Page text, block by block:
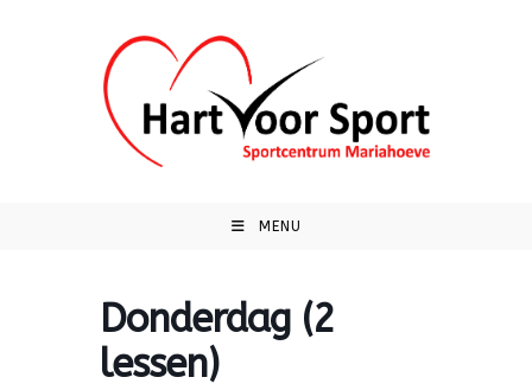
MENU
Donderdag (2
lessen)